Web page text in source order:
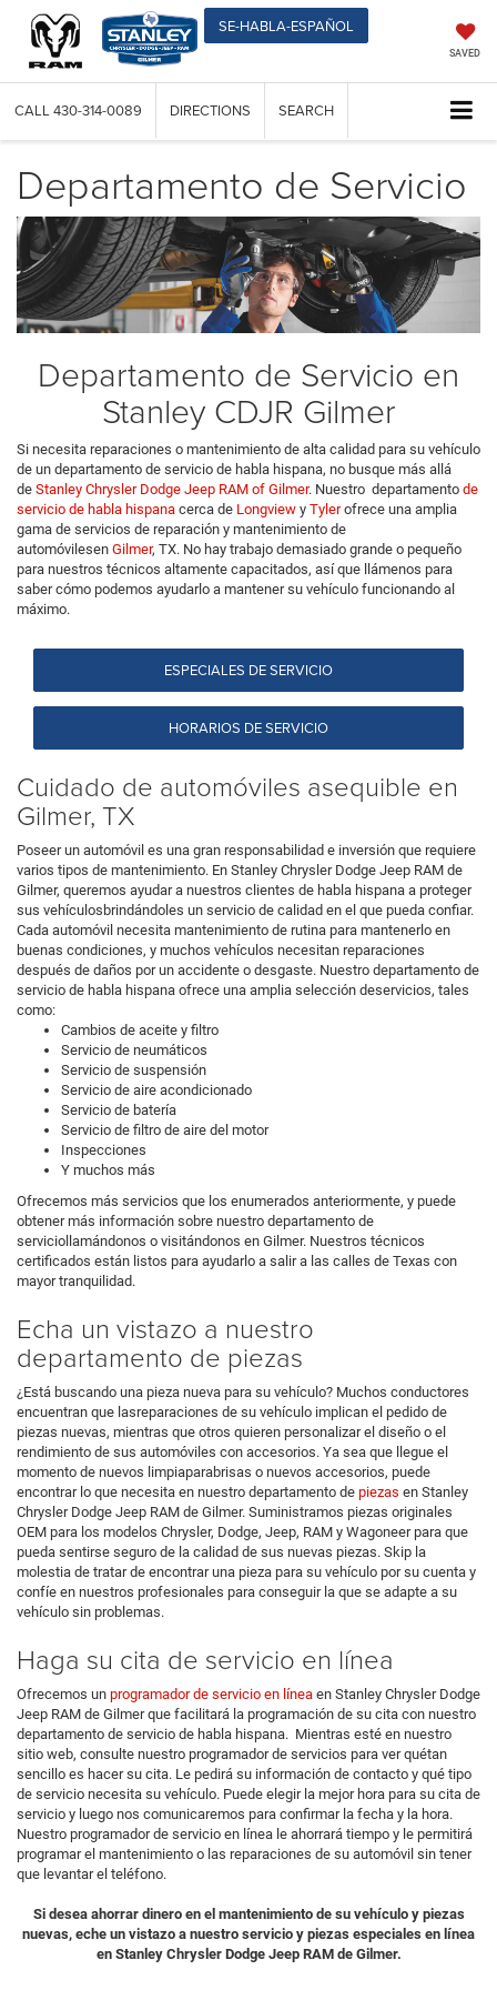
SE-HABLA-ESPAÑOL
SAVED
CALL 430-314-0089 DIRECTIONS SEARCH
Departamento de Servicio
Departamento de Servicio en
Stanley CDJR Gilmer
Si necesita reparaciones o mantenimiento de alta calidad para su vehículo
de un departamento de servicio de habla hispana, no busque más allá
de Stanley Chrysler Dodge Jeep RAM of Gilmer. Nuestro departamento de
servicio de habla hispana cerca de Longview y Tylerofrece una amplia
gama de servicios de reparación y mantenimiento de
automóvilesen Gilmer, TX. No hay trabajo demasiado grande o pequeño
para nuestros técnicos altamente capacitados, así que llámenos para
saber cómo podemos ayudarlo a mantener su vehículo funcionando al
máximo.
ESPECIALES DE SERVICIO
HORARIOS DE SERVICIO
Cuidado de automóviles asequible en
Gilmer, TX
Poseer un automóvil es una gran responsabilidad e inversión que requiere
varios tipos de mantenimiento. En Stanley Chrysler Dodge Jeep RAM de
Gilmer, queremos ayudar a nuestros clientes de habla hispana a proteger
sus vehículosbrindándoles un servicio de calidad en el que pueda confiar.
Cada automóvil necesita mantenimiento de rutina para mantenerlo en
buenas condiciones, y muchos vehículos necesitan reparaciones
después de daños por un accidente o desgaste. Nuestro departamento de
servicio de habla hispana ofrece una amplia selección deservicios, tales
como:
Cambios de aceite y filtro
Servicio de neumáticos
Servicio de suspensión
Servicio de aire acondicionado
Servicio de batería
Servicio de filtro de aire del motor
Inspecciones
Y muchos más
Ofrecemos más servicios que los enumerados anteriormente, y puede
obtener más información sobre nuestro departamento de
serviciollamándonos o visitándonos en Gilmer. Nuestros técnicos
certificados están listos para ayudarlo a salir a las calles de Texas con
mayor tranquilidad.
Echa un vistazo a nuestro
departamento de piezas
¿Está buscando una pieza nueva para su vehículo? Muchos conductores
encuentran que lasreparaciones de su vehículo implican el pedido de
piezas nuevas, mientras que otros quieren personalizar el diseño o el
rendimiento de sus automóviles con accesorios. Ya sea que llegue el
momento de nuevos limpiaparabrisas o nuevos accesorios, puede
encontrar lo que necesita en nuestro departamento de piezas en Stanley
Chrysler Dodge Jeep RAM de Gilmer. Suministramos piezas originales
OEM para los modelos Chrysler, Dodge, Jeep, RAM y Wagoneer para que
pueda sentirse seguro de la calidad de sus nuevas piezas. Skip la
molestia de tratar de encontrar una pieza para su vehículo por su cuenta y
confíe en nuestros profesionales para conseguir la que se adapte a su
vehículo sin problemas.
Haga su cita de servicio en línea
Ofrecemos un programador de servicio en línea en Stanley Chrysler Dodge
Jeep RAM de Gilmer que facilitará la programación de su cita con nuestro
departamento de servicio de habla hispana. Mientras esté en nuestro
sitio web, consulte nuestro programador de servicios para ver quétan
sencillo es hacer su cita. Le pedirá su información de contacto y qué tipo
de servicio necesita su vehículo. Puede elegir la mejor hora para su cita de
servicio y luego nos comunicaremos para confirmar la fecha y la hora.
Nuestro programador de servicio en línea le ahorrará tiempo y le permitirá
programar el mantenimiento o las reparaciones de su automóvil sin tener
que levantar el teléfono.
Si desea ahorrar dinero en el mantenimiento de su vehículo y piezas
nuevas, eche un vistazo a nuestro servicio y piezas especiales en línea
en Stanley Chrysler Dodge Jeep RAM de Gilmer.